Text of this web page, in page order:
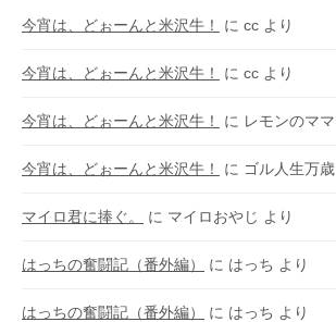
今宵は、どぉーんと米沢牛！ に cc より
今宵は、どぉーんと米沢牛！ に cc より
今宵は、どぉーんと米沢牛！ に レモンのママ
今宵は、どぉーんと米沢牛！ に ゴル人生万歳
マイロ君に捧ぐ。 に マイロおやじ より
はっちの奮闘記（番外編） に はっち より
はっちの奮闘記（番外編） に はっち より